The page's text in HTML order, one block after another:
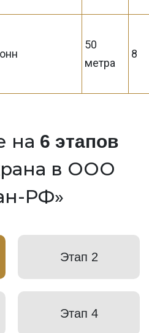
50
метра
8
на 6 этапов
в ООО
РФ»
Этап 2
Этап 4